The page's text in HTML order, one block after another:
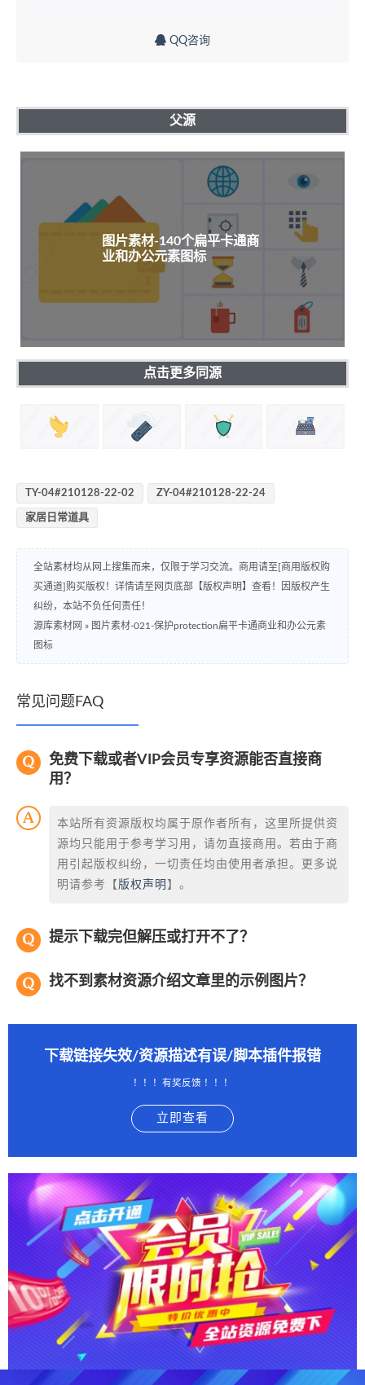
QQ咨询
父源
图片素材-140个扁平卡通商
业和办公元素图标
点击更多同源
TY-04#210128-22-02 ZY-04#210128-22-24
家居日常道具
全站素材均从网上搜集而来，仅限于学习交流。商用请至[商用版权购
买通道]购买版权！详情请至网页底部【版权声明】查看！因版权产生
纠纷，本站不负任何责任！
源库素材网 » 图片素材-021-保护protection扁平卡通商业和办公元素
图标
常见问题FAQ
免费下载或者VIP会员专享资源能否直接商
用？
本站所有资源版权均属于原作者所有，这里所提供资
源均只能用于参考学习用，请勿直接商用。若由于商
用引起版权纠纷，一切责任均由使用者承担。更多说
明请参考【 版权声明 】。
提示下载完但解压或打开不了？
找不到素材资源介绍文章里的示例图片？
下载链接失效/资源描述有误/脚本插件报错
！！！有奖反馈 ！！！
立即查看